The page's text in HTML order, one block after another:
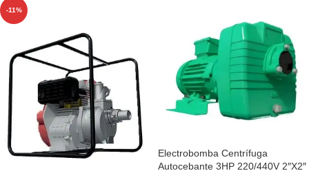
-11%
Electrobomba Centrífuga
Autocebante 3HP 220/440V 2″X2″